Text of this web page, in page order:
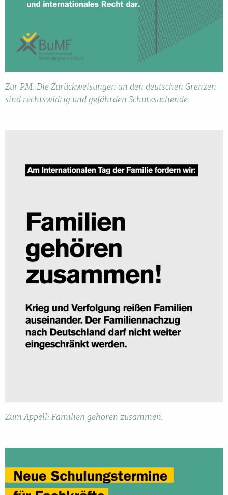
Zur PM: Die Zurückweisungen an den deutschen Grenzen
sind rechtswidrig und gefährden Schutzsuchende.
Zum Appell: Familien gehören zusammen.